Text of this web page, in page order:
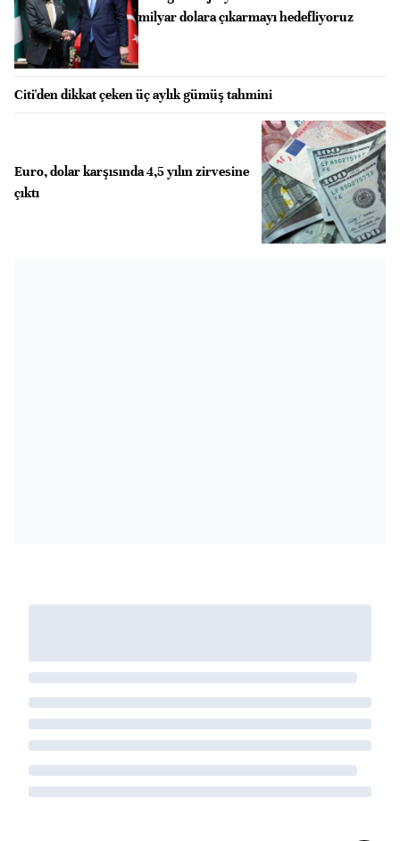
milyar dolara çıkarmayı hedefliyoruz
Citi'den dikkat çeken üç aylık gümüş tahmini
Euro, dolar karşısında 4,5 yılın zirvesine
çıktı